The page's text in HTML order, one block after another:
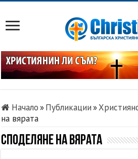
Начало»Публикации»
на вярата
Споделяне на вярата